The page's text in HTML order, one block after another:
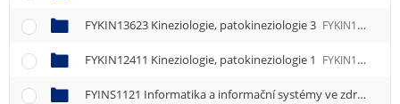
FYKIN13623 Kineziologie, patokineziologie 3 FYKIN13623
FYKIN12411 Kineziologie, patokineziologie 1 FYKIN12411
FYINS1121 Informatika a informační systémy ve zdravotnictví